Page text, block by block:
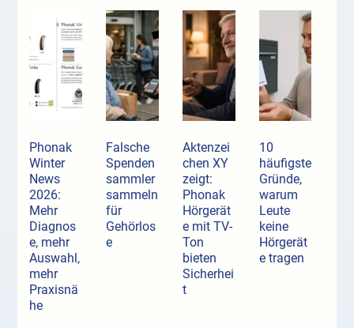
Phonak
Winter
News
2026:
Mehr
Diagnos
e, mehr
Auswahl,
mehr
Praxisnä
he
Falsche
Spenden
sammler
sammeln
für
Gehörlos
e
Aktenzei
chen XY
zeigt:
Phonak
Hörgerät
e mit TV-
Ton
bieten
Sicherhei
t
10
häufigste
Gründe,
warum
Leute
keine
Hörgerät
e tragen